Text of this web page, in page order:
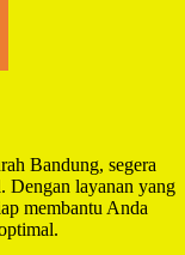
Bandung, segera
Dengan layanan yang
membantu Anda